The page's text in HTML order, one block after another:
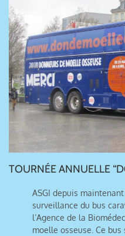
TOURNÉE ANNUELLE
ASGI depuis
surveillance du bus
l’Agence de la
moelle osseuse. Ce